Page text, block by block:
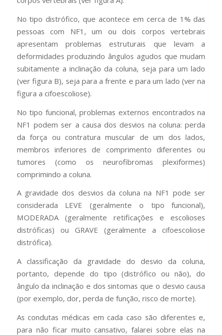
No tipo distrófico, que acontece em cerca de 1% das
pessoas com NF1, um ou dois corpos vertebrais
apresentam problemas estruturais que levam a
deformidades produzindo ângulos agudos que mudam
subitamente a inclinação da coluna, seja para um lado
(ver figura B), seja para a frente e para um lado (ver na
figura a cifoescoliose).
No tipo funcional, problemas externos encontrados na
NF1 podem ser a causa dos desvios na coluna: perda
da força ou contratura muscular de um dos lados,
membros inferiores de comprimento diferentes ou
tumores (como os neurofibromas plexiformes)
comprimindo a coluna.
A gravidade dos desvios da coluna na NF1 pode ser
considerada LEVE (geralmente o tipo funcional),
MODERADA (geralmente retificações e escolioses
distróficas) ou GRAVE (geralmente a cifoescoliose
distrófica).
A classificação da gravidade do desvio da coluna,
portanto, depende do tipo (distrófico ou não), do
ângulo da inclinação e dos sintomas que o desvio causa
(por exemplo, dor, perda de função, risco de morte).
As condutas médicas em cada caso são diferentes e,
para não ficar muito cansativo, falarei sobre elas na